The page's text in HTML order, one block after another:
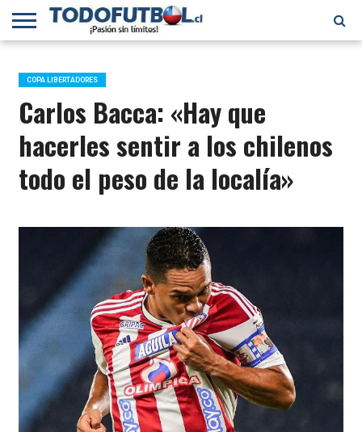
PRIMERA
B
SELECCIÓN
CHILENA
CHILENOS
EN EL
MUNDO
FÚTBOL
INTERNACIONAL
COPA LIBERTADORES
Carlos Bacca: «Hay que
hacerles sentir a los chilenos
todo el peso de la localía»